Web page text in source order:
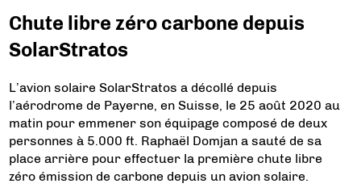
Chute libre zéro carbone depuis
SolarStratos
L’avion solaire SolarStratos a décollé depuis
l’aérodrome de Payerne, en Suisse, le 25 août 2020 au
matin pour emmener son équipage composé de deux
personnes à 5.000 ft. Raphaël Domjan a sauté de sa
place arrière pour effectuer la première chute libre
zéro émission de carbone depuis un avion solaire.